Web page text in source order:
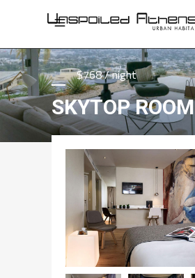
$768 / night
SKYTOP ROOM